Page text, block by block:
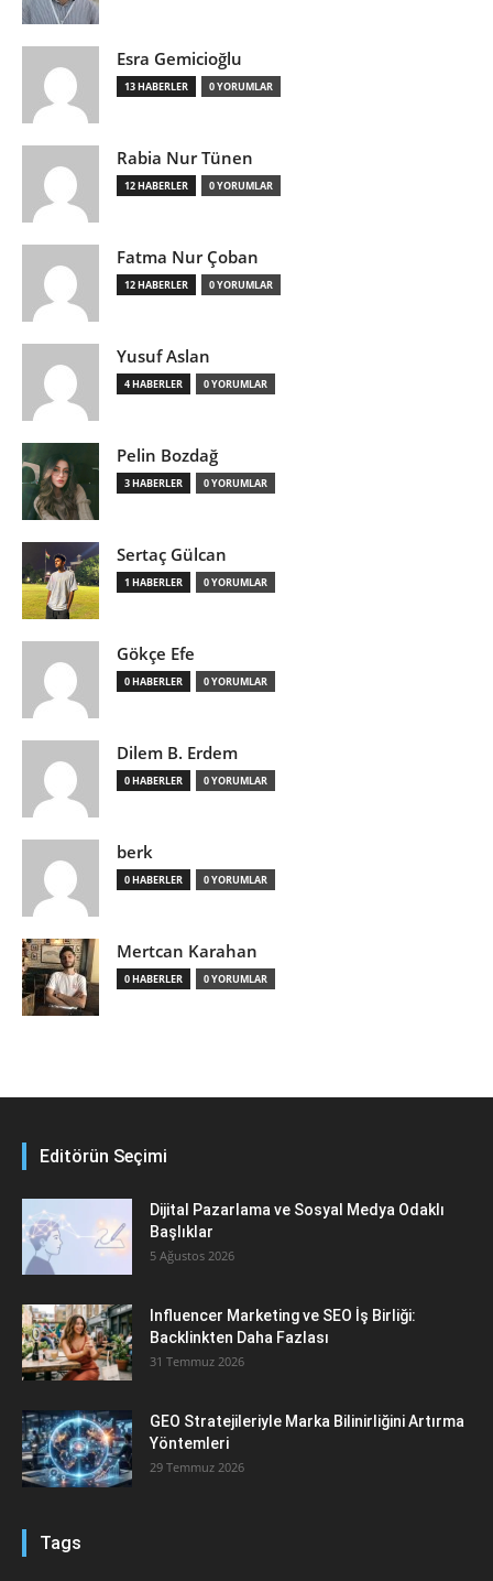
Esra Gemicioğlu
13 HABERLER 0 YORUMLAR
Rabia Nur Tünen
12 HABERLER 0 YORUMLAR
Fatma Nur Çoban
12 HABERLER 0 YORUMLAR
Yusuf Aslan
4 HABERLER 0 YORUMLAR
Pelin Bozdağ
3 HABERLER 0 YORUMLAR
Sertaç Gülcan
1 HABERLER 0 YORUMLAR
Gökçe Efe
0 HABERLER 0 YORUMLAR
Dilem B. Erdem
0 HABERLER 0 YORUMLAR
berk
0 HABERLER 0 YORUMLAR
Mertcan Karahan
0 HABERLER 0 YORUMLAR
Editörün Seçimi
Dijital Pazarlama ve Sosyal Medya Odaklı
Başlıklar
5 Ağustos 2026
Influencer Marketing ve SEO İş Birliği:
Backlinkten Daha Fazlası
31 Temmuz 2026
GEO Stratejileriyle Marka Bilinirliğini Artırma
Yöntemleri
29 Temmuz 2026
Tags